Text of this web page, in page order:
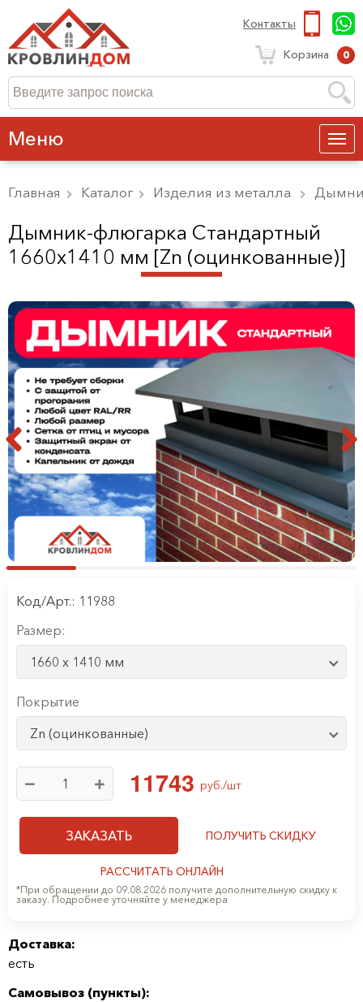
Контакты
Корзина 0
Меню
Главная Каталог Изделия из металла
Дымник-флюгарка Стандартный
1660х1410 мм [Zn (оцинкованные)]
Код/Арт.: 11988
Размер:
1660 x 1410 мм
Покрытие
Zn (оцинкованные)
11743 руб./шт
ЗАКАЗАТЬ ПОЛУЧИТЬ СКИДКУ
РАССЧИТАТЬ ОНЛАЙН
*При обращении до 09.08.2026 получите дополнительную скидку к
заказу. Подробнее уточняйте у менеджера
Доставка:
есть
Самовывоз (пункты):